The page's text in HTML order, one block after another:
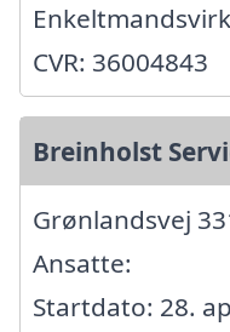
CVR: 36004843
Breinholst
Grønlandsvej
Ansatte:
Startdato: 28.